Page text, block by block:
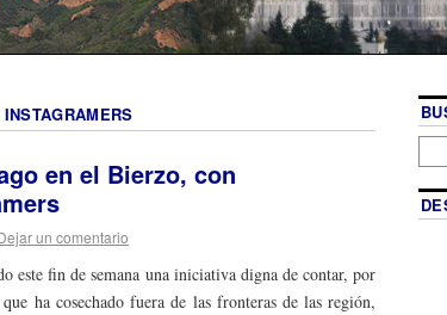
INSTAGRAMERS
en el Bierzo, con
un comentario
este fin de semana una iniciativa digna de contar, por
ha cosechado fuera de las fronteras de las región,